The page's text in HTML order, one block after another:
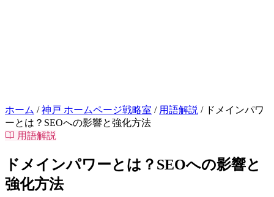
ホーム / 神戸 ホームページ戦略室 / 用語解説 / ドメインパワ
ーとは？SEOへの影響と強化方法
用語解説
ドメインパワーとは？SEOへの影響と
強化方法